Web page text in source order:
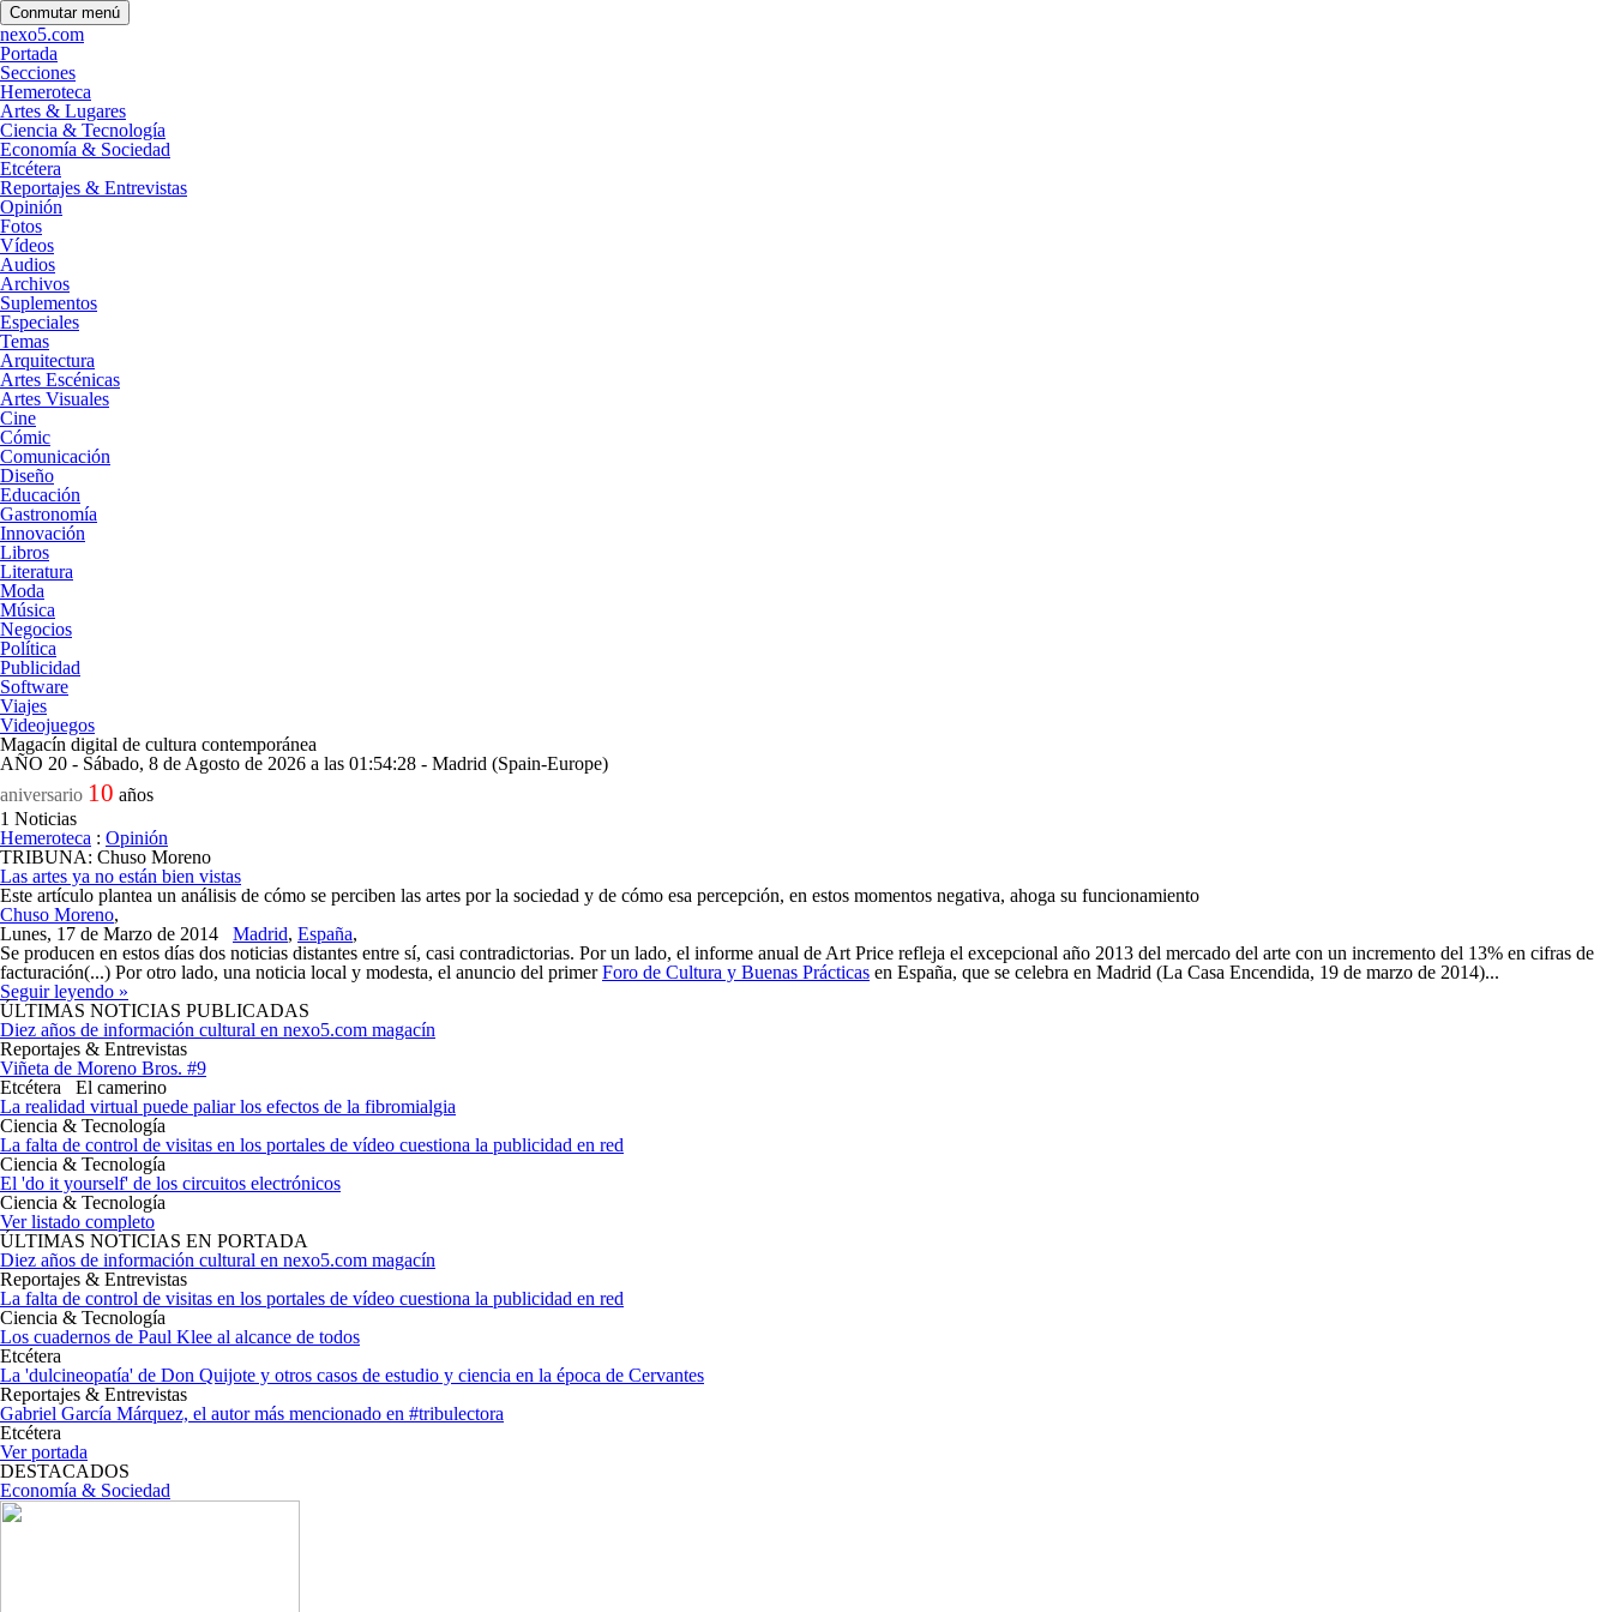
Conmutar menú
nexo5.com
Portada
Secciones
Hemeroteca
Artes & Lugares
Ciencia & Tecnología
Economía & Sociedad
Etcétera
Reportajes & Entrevistas
Opinión
Fotos
Vídeos
Audios
Archivos
Suplementos
Especiales
Temas
Arquitectura
Artes Escénicas
Artes Visuales
Cine
Cómic
Comunicación
Diseño
Educación
Gastronomía
Innovación
Libros
Literatura
Moda
Música
Negocios
Política
Publicidad
Software
Viajes
Videojuegos
Magacín digital de cultura contemporánea
AÑO 20 - Sábado, 8 de Agosto de 2026 a las 01:54:28 - Madrid (Spain-Europe)
aniversario 10 años
1 Noticias
Hemeroteca : Opinión
TRIBUNA: Chuso Moreno
Las artes ya no están bien vistas
Este artículo plantea un análisis de cómo se perciben las artes por la sociedad y de cómo esa percepción, en estos momentos negativa, ahoga su funcionamiento
Chuso Moreno,
Lunes, 17 de Marzo de 2014 Madrid, España,
Se producen en estos días dos noticias distantes entre sí, casi contradictorias. Por un lado, el informe anual de Art Price refleja el excepcional año 2013 del mercado del arte con un incremento del 13% en cifras de
facturación(...) Por otro lado, una noticia local y modesta, el anuncio del primerForo de Cultura y Buenas Prácticas en España, que se celebra en Madrid (La Casa Encendida, 19 de marzo de 2014)...
Seguir leyendo »
ÚLTIMAS NOTICIAS PUBLICADAS
Diez años de información cultural en nexo5.com magacín
Reportajes & Entrevistas
Viñeta de Moreno Bros. #9
Etcétera
El camerino
La realidad virtual puede paliar los efectos de la fibromialgia
Ciencia & Tecnología
La falta de control de visitas en los portales de vídeo cuestiona la publicidad en red
Ciencia & Tecnología
El 'do it yourself' de los circuitos electrónicos
Ciencia & Tecnología
Ver listado completo
ÚLTIMAS NOTICIAS EN PORTADA
Diez años de información cultural en nexo5.com magacín
Reportajes & Entrevistas
La falta de control de visitas en los portales de vídeo cuestiona la publicidad en red
Ciencia & Tecnología
Los cuadernos de Paul Klee al alcance de todos
Etcétera
La 'dulcineopatía' de Don Quijote y otros casos de estudio y ciencia en la época de Cervantes
Reportajes & Entrevistas
Gabriel García Márquez, el autor más mencionado en #tribulectora
Etcétera
Ver portada
DESTACADOS
Economía & Sociedad